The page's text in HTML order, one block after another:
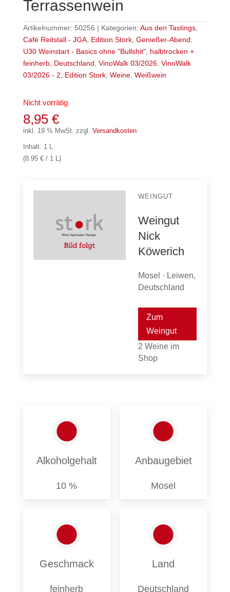
Terrassenwein
Artikelnummer: 50256 Kategorien: Aus den Tastings,
Café Reitstall - JGA, Edition Stork, Genießer-Abend:
U30 Weinstart - Basics ohne "Bullshit", halbtrocken +
feinherb, Deutschland, VinoWalk 03/2026, VinoWalk
03/2026 - 2, Edition Stork, Weine, Weißwein
Nicht vorrätig
8,95 €
inkl. 19 % MwSt. zzgl. Versandkosten
Inhalt: 1 L
(8.95 € / 1 L)
WEINGUT
Weingut
Nick
Köwerich
Mosel · Leiwen,
Deutschland
Zum
Weingut
2 Weine im
Shop
Alkoholgehalt
10 %
Anbaugebiet
Mosel
Geschmack
feinherb
Land
Deutschland